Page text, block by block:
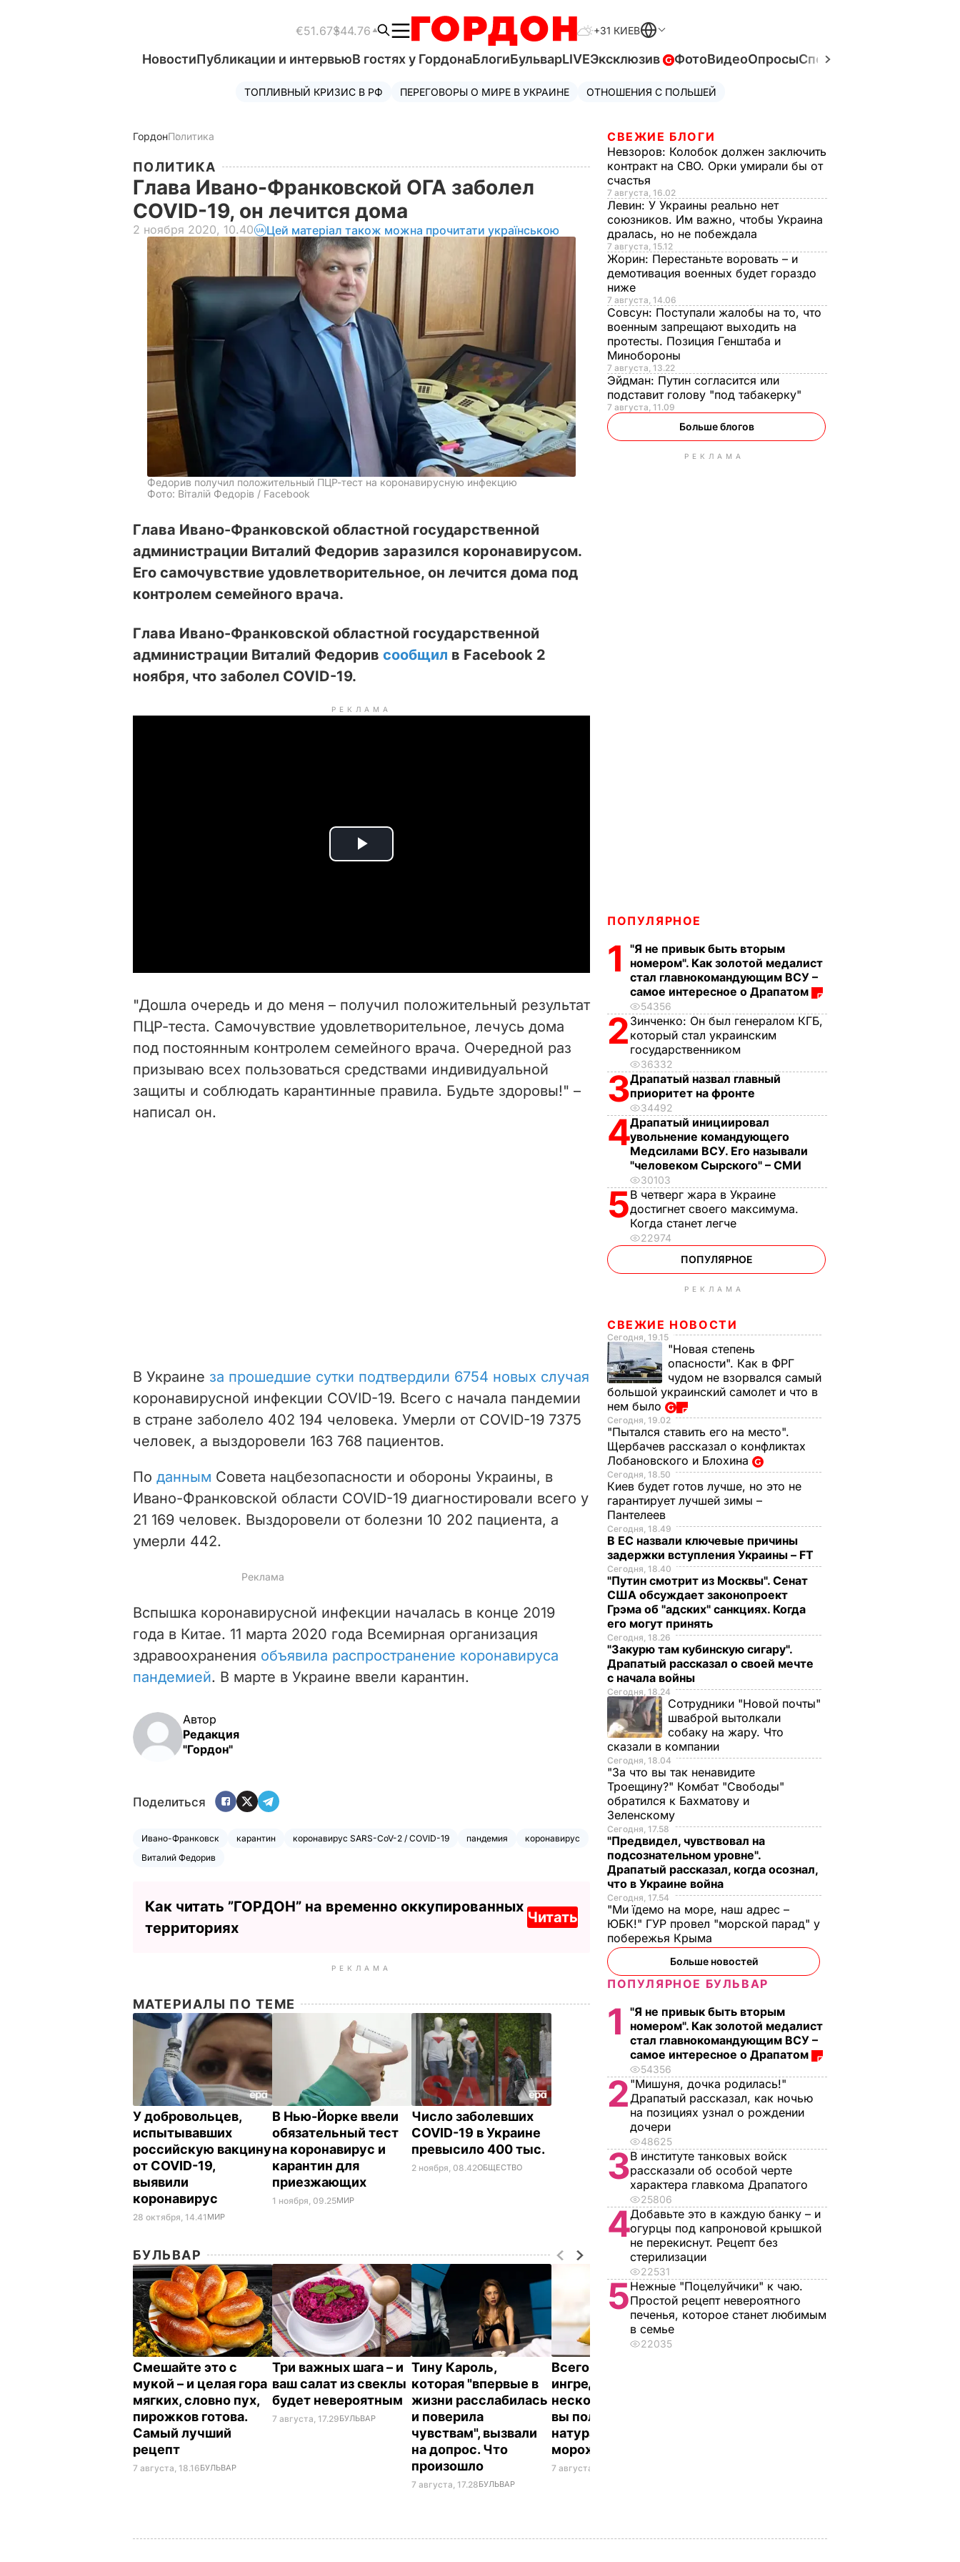
€51.67$44.76 +31 КИЕВ
НовостиПубликации и интервьюВ гостях у ГордонаБлогиБульварLIVEЭксклюзив ФотоВидеоОпросыСпецпроекты
ТОПЛИВНЫЙ КРИЗИС В РФ ПЕРЕГОВОРЫ О МИРЕ В УКРАИНЕ ОТНОШЕНИЯ С ПОЛЬШЕЙ
ГордонПолитика
ПОЛИТИКА
Глава Ивано-Франковской ОГА заболел
COVID-19, он лечится дома
2 ноября 2020, 10.40 Цей матеріал також можна прочитати українською
Федорив получил положительный ПЦР-тест на коронавирусную инфекцию
Фото: Віталій Федорів / Facebook
Глава Ивано-Франковской областной государственной
администрации Виталий Федорив заразился коронавирусом.
Его самочувствие удовлетворительное, он лечится дома под
контролем семейного врача.
Глава Ивано-Франковской областной государственной
администрации Виталий Федорив сообщил в Facebook 2
ноября, что заболел COVID-19.
РЕКЛАМА
P
i
d
e
"Дошла очередь и до меня – получил положительный результат
ПЦР-теста. Самочувствие удовлетворительное, лечусь дома
под постоянным контролем семейного врача. Очередной раз
призываю всех пользоваться средствами индивидуальной
защиты и соблюдать карантинные правила. Будьте здоровы!" –
написал он.
В Украине за прошедшие сутки подтвердили 6754 новых случая
коронавирусной инфекции COVID-19. Всего с начала пандемии
в стране заболело 402 194 человека. Умерли от COVID-19 7375
человек, а выздоровели 163 768 пациентов.
По данным Совета нацбезопасности и обороны Украины, в
Ивано-Франковской области COVID-19 диагностировали всего у
21 169 человек. Выздоровели от болезни 10 202 пациента, а
умерли 442.
Вспышка коронавирусной инфекции началась в конце 2019
года в Китае. 11 марта 2020 года Всемирная организация
здравоохранения объявила распространение коронавируса
пандемией. В марте в Украине ввели карантин.
Автор
Редакция
"Гордон"
Поделиться
Ивано-Франковск карантин коронавирус SARS-CoV-2 / COVID-19 пандемия
коронавирус
Виталий Федорив
Как читать ”ГОРДОН” на временно оккупированных
территориях
Читать
РЕКЛАМА
МАТЕРИАЛЫ ПО ТЕМЕ
У добровольцев,
испытывавших
российскую вакцину
от COVID-19,
выявили
коронавирус
28 октября, 14.41 МИР
В Нью-Йорке ввели
обязательный тест
на коронавирус и
карантин для
приезжающих
1 ноября, 09.25МИР
Число заболевших
COVID-19 в Украине
превысило 400 тыс.
2 ноября, 08.42ОБЩЕСТВО
БУЛЬВАР
Смешайте это с
мукой – и целая гора
мягких, словно пух,
пирожков готова.
Самый лучший
рецепт
7 августа, 18.16БУЛЬВАР
Три важных шага – и
ваш салат из свеклы
будет невероятным
7 августа, 17.29БУЛЬВАР
Тину Кароль,
которая "впервые в
жизни расслабилась
и поверила
чувствам", вызвали
на допрос. Что
произошло
7 августа, 17.28БУЛЬВАР
Всего три
ингредиента и
несколько минут – и
вы получите дома
натуральное
мороженое
7 августа, 16.17
СВЕЖИЕ БЛОГИ
Невзоров: Колобок должен заключить
контракт на СВО. Орки умирали бы от
счастья
7 августа, 16.02
Левин: У Украины реально нет
союзников. Им важно, чтобы Украина
дралась, но не побеждала
7 августа, 15.12
Жорин: Перестаньте воровать – и
демотивация военных будет гораздо
ниже
7 августа, 14.06
Совсун: Поступали жалобы на то, что
военным запрещают выходить на
протесты. Позиция Генштаба и
Минобороны
7 августа, 13.22
Эйдман: Путин согласится или
подставит голову "под табакерку"
7 августа, 11.09
Больше блогов
РЕКЛАМА
ПОПУЛЯРНОЕ
1
"Я не привык быть вторым
номером". Как золотой медалист
стал главнокомандующим ВСУ –
самое интересное о Драпатом
54356
2 Зинченко: Он был генералом КГБ,
который стал украинским
государственником
36332
3Драпатый назвал главный
приоритет на фронте
34492
4Драпатый инициировал
увольнение командующего
Медсилами ВСУ. Его называли
"человеком Сырского" – СМИ
30103
5В четверг жара в Украине
достигнет своего максимума.
Когда станет легче
22974
ПОПУЛЯРНОЕ
РЕКЛАМА
СВЕЖИЕ НОВОСТИ
Сегодня, 19.15
"Новая степень
опасности". Как в ФРГ
чудом не взорвался самый
большой украинский самолет и что в
нем было
Сегодня, 19.02
"Пытался ставить его на место".
Щербачев рассказал о конфликтах
Лобановского и Блохина
Сегодня, 18.50
Киев будет готов лучше, но это не
гарантирует лучшей зимы –
Пантелеев
Сегодня, 18.49
В ЕС назвали ключевые причины
задержки вступления Украины – FT
Сегодня, 18.40
"Путин смотрит из Москвы". Сенат
США обсуждает законопроект
Грэма об "адских" санкциях. Когда
его могут принять
Сегодня, 18.26
"Закурю там кубинскую сигару".
Драпатый рассказал о своей мечте
с начала войны
Сегодня, 18.24
Сотрудники "Новой почты"
шваброй вытолкали
собаку на жару. Что
сказали в компании
Сегодня, 18.04
"За что вы так ненавидите
Троещину?" Комбат "Свободы"
обратился к Бахматову и
Зеленскому
Сегодня, 17.58
"Предвидел, чувствовал на
подсознательном уровне".
Драпатый рассказал, когда осознал,
что в Украине война
Сегодня, 17.54
"Ми їдемо на море, наш адрес –
ЮБК!" ГУР провел "морской парад" у
побережья Крыма
Больше новостей
ПОПУЛЯРНОЕ БУЛЬВАР
1
"Я не привык быть вторым
номером". Как золотой медалист
стал главнокомандующим ВСУ –
самое интересное о Драпатом
54356
2 "Мишуня, дочка родилась!"
Драпатый рассказал, как ночью
на позициях узнал о рождении
дочери
48625
3В институте танковых войск
рассказали об особой черте
характера главкома Драпатого
25806
4Добавьте это в каждую банку – и
огурцы под капроновой крышкой
не перекиснут. Рецепт без
стерилизации
22531
5Нежные "Поцелуйчики" к чаю.
Простой рецепт невероятного
печенья, которое станет любимым
в семье
22035